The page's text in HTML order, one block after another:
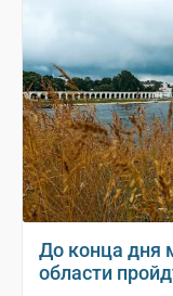
До конца дня
области